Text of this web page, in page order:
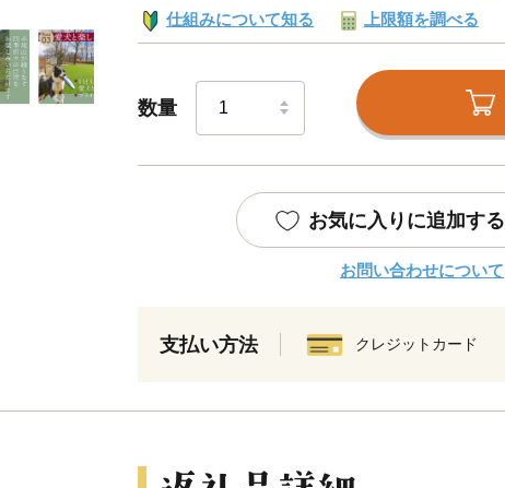
仕組みについて知る 上限額を調べる
数量
お気に入りに追加する
お問い合わせについて
支払い方法 クレジットカード